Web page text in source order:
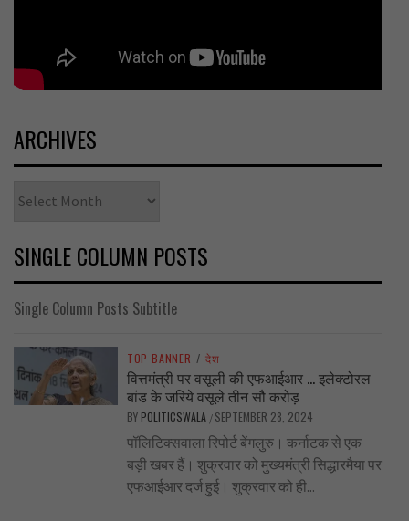
ARCHIVES
SINGLE COLUMN POSTS
Single Column Posts Subtitle
TOP BANNER / देश
वित्तमंत्री पर वसूली की एफआईआर … इलेक्टोरल
बांड के जरिये वसूले तीन सौ करोड़
BY POLITICSWALA / SEPTEMBER 28, 2024
पॉलिटिक्सवाला रिपोर्ट बेंगलुरु। कर्नाटक से एक
बड़ी खबर हैं। शुक्रवार को मुख्यमंत्री सिद्धारमैया पर
एफआईआर दर्ज हुई। शुक्रवार को ही...